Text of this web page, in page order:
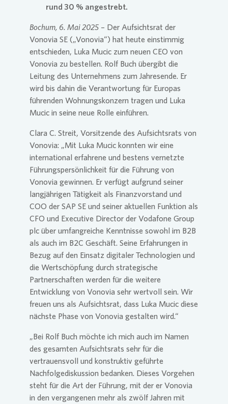
rund 30 % angestrebt.
Bochum, 6. Mai 2025 – Der Aufsichtsrat der
Vonovia SE („Vonovia“) hat heute einstimmig
entschieden, Luka Mucic zum neuen CEO von
Vonovia zu bestellen. Rolf Buch übergibt die
Leitung des Unternehmens zum Jahresende. Er
wird bis dahin die Verantwortung für Europas
führenden Wohnungskonzern tragen und Luka
Mucic in seine neue Rolle einführen.
Clara C. Streit, Vorsitzende des Aufsichtsrats von
Vonovia: „Mit Luka Mucic konnten wir eine
international erfahrene und bestens vernetzte
Führungspersönlichkeit für die Führung von
Vonovia gewinnen. Er verfügt aufgrund seiner
langjährigen Tätigkeit als Finanzvorstand und
COO der SAP SE und seiner aktuellen Funktion als
CFO und Executive Director der Vodafone Group
plc über umfangreiche Kenntnisse sowohl im B2B
als auch im B2C Geschäft. Seine Erfahrungen in
Bezug auf den Einsatz digitaler Technologien und
die Wertschöpfung durch strategische
Partnerschaften werden für die weitere
Entwicklung von Vonovia sehr wertvoll sein. Wir
freuen uns als Aufsichtsrat, dass Luka Mucic diese
nächste Phase von Vonovia gestalten wird.“
„Bei Rolf Buch möchte ich mich auch im Namen
des gesamten Aufsichtsrats sehr für die
vertrauensvoll und konstruktiv geführte
Nachfolgediskussion bedanken. Dieses Vorgehen
steht für die Art der Führung, mit der er Vonovia
in den vergangenen mehr als zwölf Jahren mit